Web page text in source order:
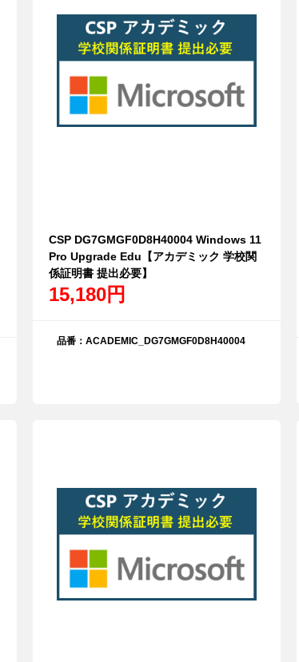
CSP DG7GMGF0D8H40004 Windows 11
Pro Upgrade Edu【アカデミック 学校関
係証明書 提出必要】
15,180円
品番：ACADEMIC_DG7GMGF0D8H40004